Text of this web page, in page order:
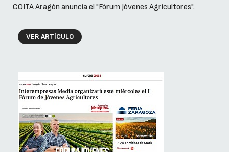
COITA Aragón anuncia el "Fórum Jóvenes Agricultores".
VER ARTÍCULO